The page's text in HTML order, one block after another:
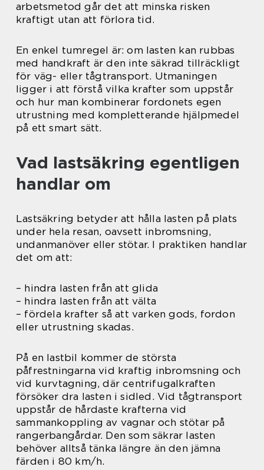
arbetsmetod går det att minska risken
kraftigt utan att förlora tid.
En enkel tumregel är: om lasten kan rubbas
med handkraft är den inte säkrad tillräckligt
för väg- eller tågtransport. Utmaningen
ligger i att förstå vilka krafter som uppstår
och hur man kombinerar fordonets egen
utrustning med kompletterande hjälpmedel
på ett smart sätt.
Vad lastsäkring egentligen
handlar om
Lastsäkring betyder att hålla lasten på plats
under hela resan, oavsett inbromsning,
undanmanöver eller stötar. I praktiken handlar
det om att:
– hindra lasten från att glida
– hindra lasten från att välta
– fördela krafter så att varken gods, fordon
eller utrustning skadas.
På en lastbil kommer de största
påfrestningarna vid kraftig inbromsning och
vid kurvtagning, där centrifugalkraften
försöker dra lasten i sidled. Vid tågtransport
uppstår de hårdaste krafterna vid
sammankoppling av vagnar och stötar på
rangerbangårdar. Den som säkrar lasten
behöver alltså tänka längre än den jämna
färden i 80 km/h.